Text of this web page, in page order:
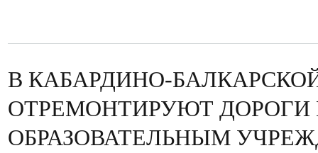
В КАБАРДИНО-
ОТРЕМОНТИРУЮТ ДОРОГИ
ОБРАЗОВАТЕЛЬНЫМ